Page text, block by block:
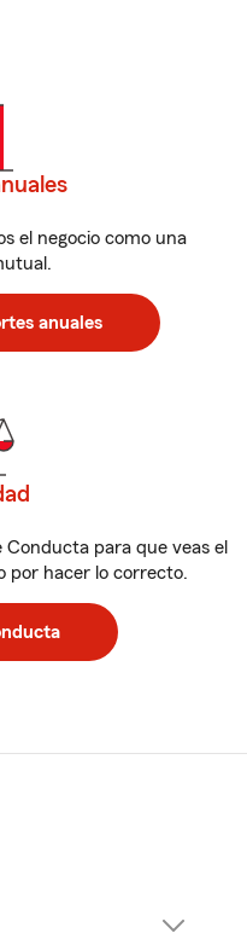
el negocio como una
anuales
Conducta para que veas el
por hacer lo correcto.